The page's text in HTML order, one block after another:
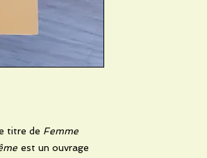
titre de Femme
est un ouvrage